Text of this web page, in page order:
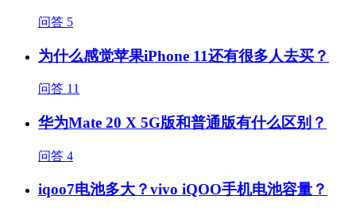
问答 5
为什么感觉苹果iPhone 11还有很多人去买？
问答 11
华为Mate 20 X 5G版和普通版有什么区别？
问答 4
iqoo7电池多大？vivo iQOO手机电池容量？